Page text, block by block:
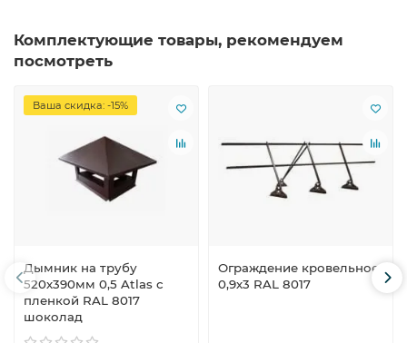
Комплектующие товары, рекомендуем
посмотреть
Ваша скидка: -15%
Дымник на трубу
520х390мм 0,5 Atlas с
пленкой RAL 8017
шоколад
Ограждение кровельное
0,9х3 RAL 8017